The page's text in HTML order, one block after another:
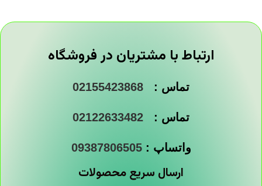
ارتباط با مشتریان در فروشگاه
تماس : 02155423868
تماس : 02122633482
واتساپ :09387806505
ارسال سریع محصولات